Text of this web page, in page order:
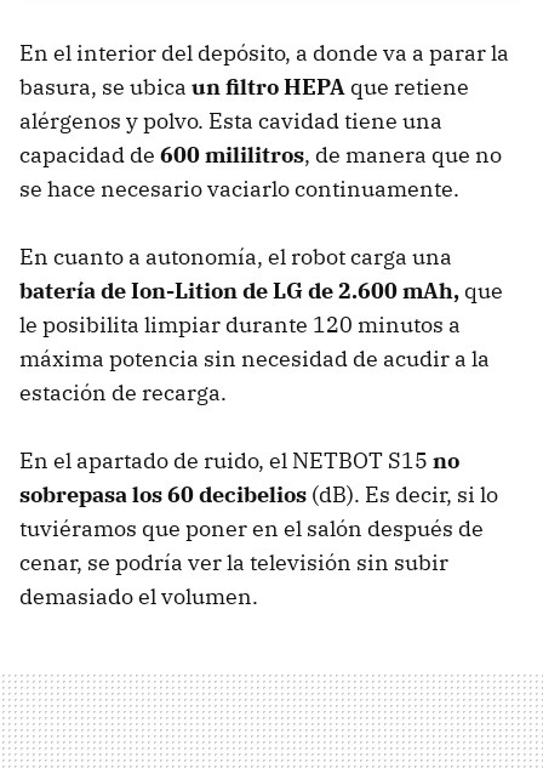
En el interior del depósito, a donde va a parar la
basura, se ubica un filtro HEPA que retiene
alérgenos y polvo. Esta cavidad tiene una
capacidad de 600 mililitros, de manera que no
se hace necesario vaciarlo continuamente.
En cuanto a autonomía, el robot carga una
batería de Ion-Lition de LG de 2.600 mAh, que
le posibilita limpiar durante 120 minutos a
máxima potencia sin necesidad de acudir a la
estación de recarga.
En el apartado de ruido, el NETBOT S15 no
sobrepasa los 60 decibelios (dB). Es decir, si lo
tuviéramos que poner en el salón después de
cenar, se podría ver la televisión sin subir
demasiado el volumen.